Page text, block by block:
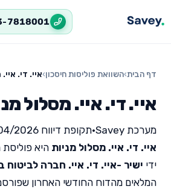
7818001
דף הבית›השוואת פוליסות חיסכון›איי. די.
איי. די. איי. מסלול
מערכת Savey •תקופת דיווח 04/2026
איי. די. איי. מסלול מניות היא
ידי ישיר -איי. די. איי. חברה לביטוח
המלאים מהדוח החודשי האחרון